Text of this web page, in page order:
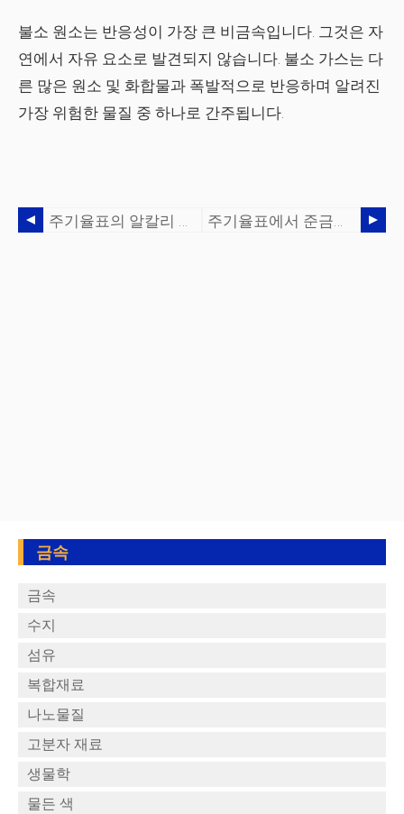
불소 원소는 반응성이 가장 큰 비금속입니다. 그것은 자
연에서 자유 요소로 발견되지 않습니다. 불소 가스는 다
른 많은 원소 및 화합물과 폭발적으로 반응하며 알려진
가장 위험한 물질 중 하나로 간주됩니다.
주기율표의 알칼리 금속은 무엇입니까? 주기율표에서 준금속은 어디에 있습니까?
금속
금속
수지
섬유
복합재료
나노물질
고분자 재료
생물학
물든 색